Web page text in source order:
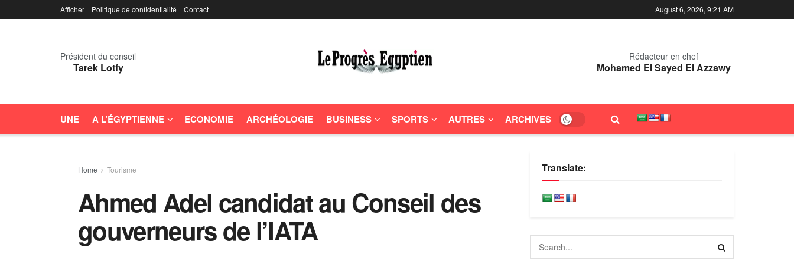
Afficher Politique de confidentialité Contact August 6, 2026, 9:22 AM
Président du conseil
Tarek Lotfy
Rédacteur en chef
Mohamed El Sayed El Azzawy
UNE A L’ÉGYPTIENNE ECONOMIE ARCHÉOLOGIE BUSINESS SPORTS AUTRES ARCHIVES
Home Tourisme
Ahmed Adel candidat au Conseil des
gouverneurs de l’IATA
Translate: